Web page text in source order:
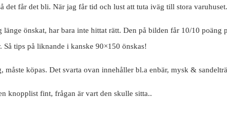
det får det bli. När jag får tid och lust att tuta iväg till stora
önskat, har bara inte hittat rätt. Den på bilden får 10/10 poäng
Så tips på liknande i kanske 90×150 önskas!
köpas. Det svarta ovan innehåller bl.a enbär, mysk &
knopplist fint, frågan är vart den skulle sitta..